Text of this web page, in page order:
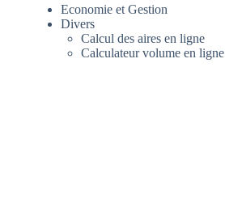
Economie et Gestion
Divers
Calcul des aires en ligne
Calculateur volume en ligne